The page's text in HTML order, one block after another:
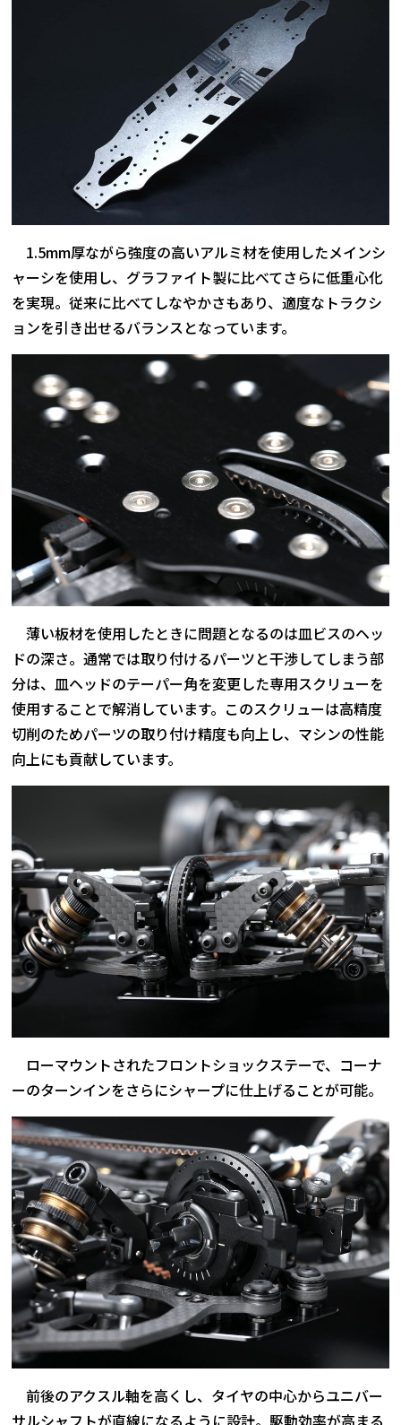
1.5mm厚ながら強度の高いアルミ材を使用したメインシ
ャーシを使用し、グラファイト製に比べてさらに低重心化
を実現。従来に比べてしなやかさもあり、適度なトラクシ
ョンを引き出せるバランスとなっています。
薄い板材を使用したときに問題となるのは皿ビスのヘッ
ドの深さ。通常では取り付けるパーツと干渉してしまう部
分は、皿ヘッドのテーパー角を変更した専用スクリューを
使用することで解消しています。このスクリューは高精度
切削のためパーツの取り付け精度も向上し、マシンの性能
向上にも貢献しています。
ローマウントされたフロントショックステーで、コーナ
ーのターンインをさらにシャープに仕上げることが可能。
前後のアクスル軸を高くし、タイヤの中心からユニバー
サルシャフトが直線になるように設計。駆動効率が高まる